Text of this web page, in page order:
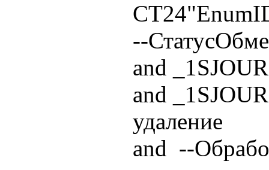
--
and
and
удаление
and --